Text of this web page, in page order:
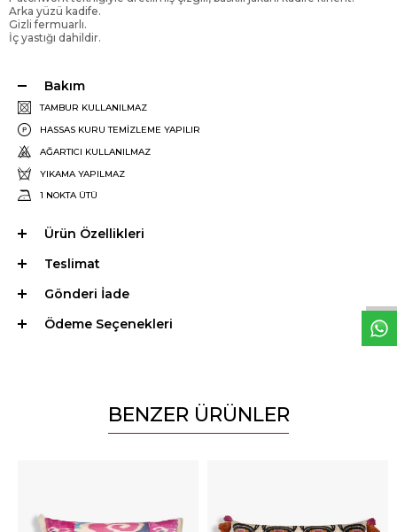
Arka yüzü kadife.
Gizli fermuarlı.
İç yastığı dahildir.
Bakım
TAMBUR KULLANILMAZ
HASSAS KURU TEMİZLEME YAPILIR
AĞARTICI KULLANILMAZ
YIKAMA YAPILMAZ
1 NOKTA ÜTÜ
Ürün Özellikleri
Teslimat
Gönderi İade
Ödeme Seçenekleri
BENZER ÜRÜNLER